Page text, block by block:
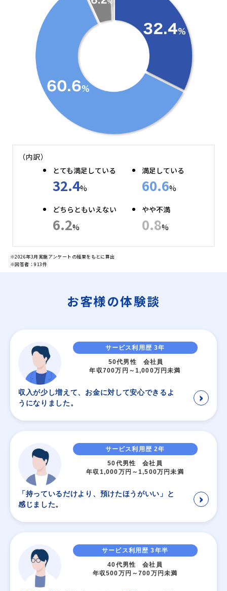
（内訳）
とても満足している
32.4%
どちらともいえない
6.2%
満足している
60.6%
やや不満
0.8%
※2026年3月実施アンケートの結果をもとに算出
※回答者：913件
お客様の体験談
サービス利用歴 3年
50代男性 会社員
年収700万円～1,000万円未満
収入が少し増えて、お金に対して安心できるよ
うになりました。
＞
サービス利用歴 2年
50代男性 会社員
年収1,000万円～1,500万円未満
「持っているだけより、預けたほうがいい」と
感じました。
＞
サービス利用歴 3年半
40代男性 会社員
年収500万円～700万円未満